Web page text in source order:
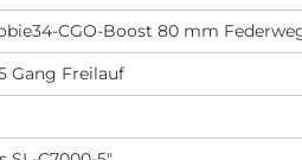
CGO-Boost 80 mm
Gang Freilauf